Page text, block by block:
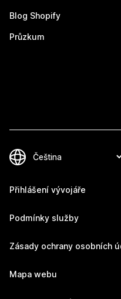
Blog Shopify
Průzkum
Přihlášení vývojáře
Podmínky služby
Zásady ochrany osobních
Mapa webu